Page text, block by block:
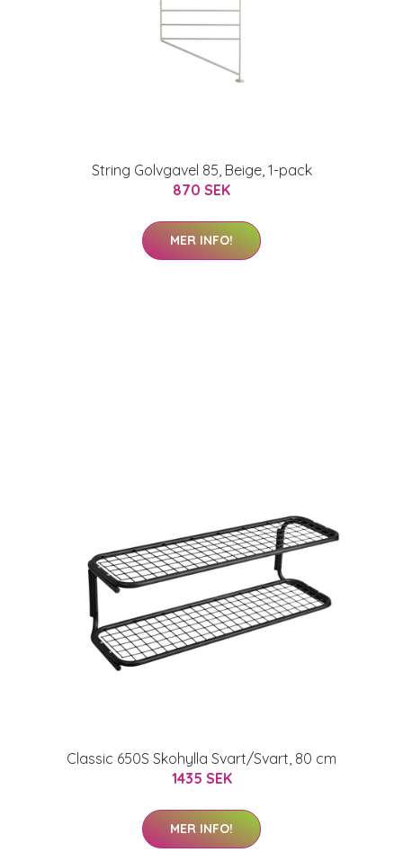
String Golvgavel 85, Beige, 1-pack
870 SEK
MER INFO!
Classic 650S Skohylla Svart/Svart, 80 cm
1435 SEK
MER INFO!